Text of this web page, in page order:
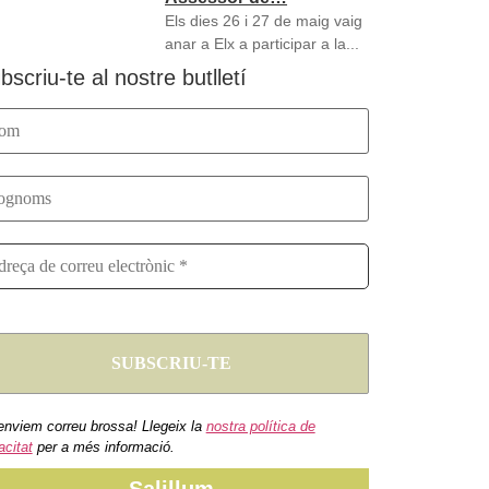
Els dies 26 i 27 de maig vaig
anar a Elx a participar a la...
te al nostre butlletí
correu brossa! Llegeix la nostra política de
per a més informació.